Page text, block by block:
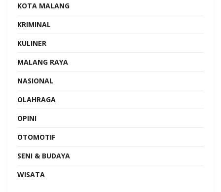
KOTA MALANG
KRIMINAL
KULINER
MALANG RAYA
NASIONAL
OLAHRAGA
OPINI
OTOMOTIF
SENI & BUDAYA
WISATA